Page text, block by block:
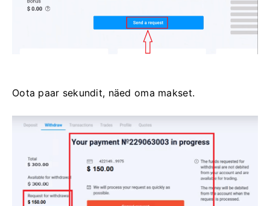
Oota paar sekundit, näed oma makset.